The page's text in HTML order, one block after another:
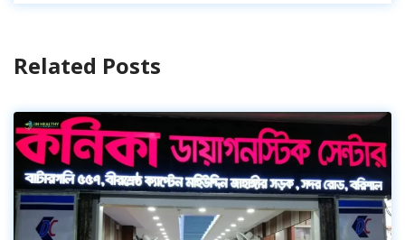
Related Posts